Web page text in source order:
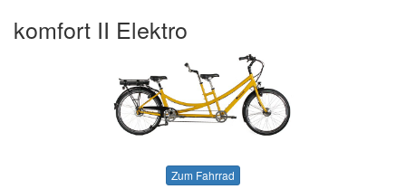
komfort II Elektro
Zum Fahrrad